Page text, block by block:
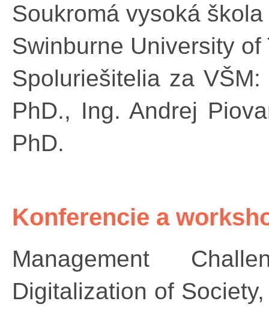
Soukromá vysoká
Swinburne University
Spoluriešitelia za
PhD., Ing. Andrej
PhD.
Konferencie a
Management
Digitalization of